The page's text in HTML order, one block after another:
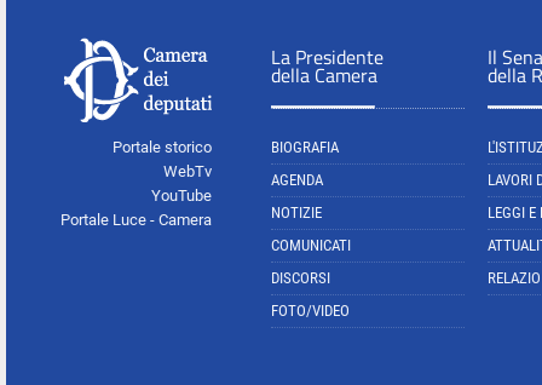
Portale storico
WebTv
YouTube
Portale Luce - Camera
La Presidente
della Camera
BIOGRAFIA
AGENDA
NOTIZIE
COMUNICATI
DISCORSI
FOTO/VIDEO
Il
della
LAVORI
LEGGI E